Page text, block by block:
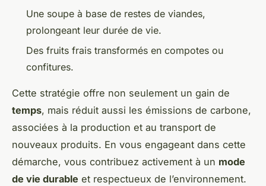
Une soupe à base de restes de viandes,
prolongeant leur durée de vie.
Des fruits frais transformés en compotes ou
confitures.
Cette stratégie offre non seulement un gain de
temps, mais réduit aussi les émissions de carbone,
associées à la production et au transport de
nouveaux produits. En vous engageant dans cette
démarche, vous contribuez activement à un mode
de vie durable et respectueux de l’environnement.